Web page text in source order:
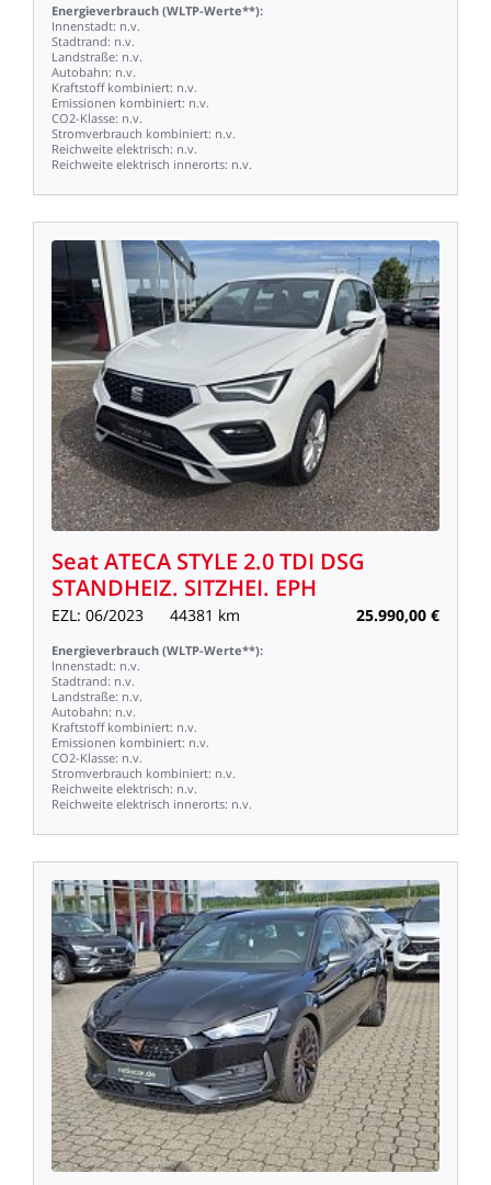
Energieverbrauch (WLTP-Werte**):
Innenstadt: n.v.
Stadtrand: n.v.
Landstraße: n.v.
Autobahn: n.v.
Kraftstoff kombiniert: n.v.
Emissionen kombiniert: n.v.
CO2-Klasse: n.v.
Stromverbrauch kombiniert: n.v.
Reichweite elektrisch: n.v.
Reichweite elektrisch innerorts: n.v.
SeatATECA STYLE 2.0TDI DSG
STANDHEIZ. SITZHEI. EPH
EZL: 06/2023 44381 km 25.990,00 €
Energieverbrauch (WLTP-Werte**):
Innenstadt: n.v.
Stadtrand: n.v.
Landstraße: n.v.
Autobahn: n.v.
Kraftstoff kombiniert: n.v.
Emissionen kombiniert: n.v.
CO2-Klasse: n.v.
Stromverbrauch kombiniert: n.v.
Reichweite elektrisch: n.v.
Reichweite elektrisch innerorts: n.v.